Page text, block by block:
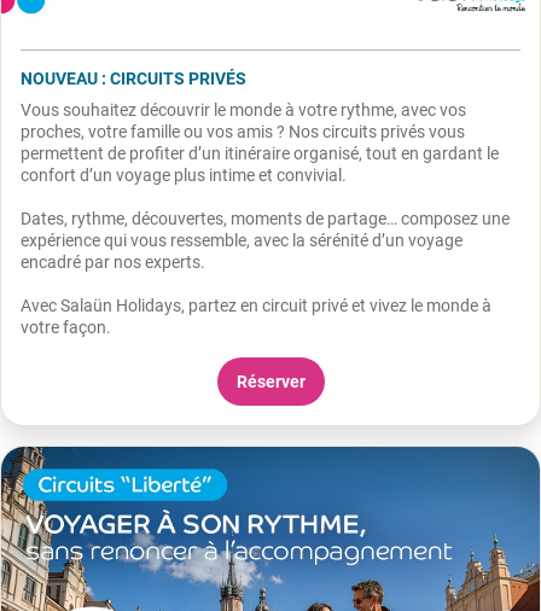
NOUVEAU : CIRCUITS PRIVÉS
Vous souhaitez découvrir le monde à votre rythme, avec vos
proches, votre famille ou vos amis ? Nos circuits privés vous
permettent de profiter d’un itinéraire organisé, tout en gardant le
confort d’un voyage plus intime et convivial.
Dates, rythme, découvertes, moments de partage… composez une
expérience qui vous ressemble, avec la sérénité d’un voyage
encadré par nos experts.
Avec Salaün Holidays, partez en circuit privé et vivez le monde à
votre façon.
Réserver